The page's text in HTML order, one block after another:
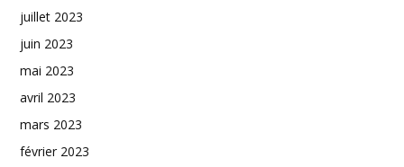
juillet 2023
juin 2023
mai 2023
avril 2023
mars 2023
février 2023